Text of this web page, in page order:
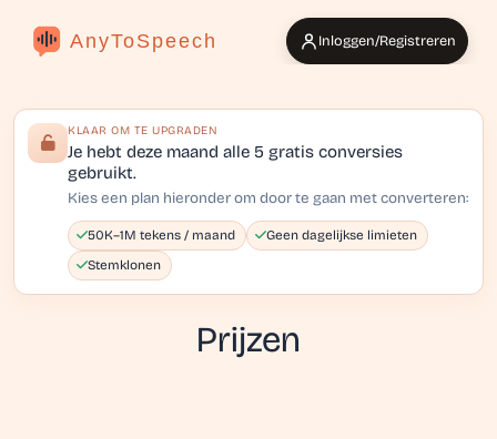
AnyToSpeech Inloggen/Registreren
KLAAR OM TE UPGRADEN
Je hebt deze maand alle 5 gratis conversies
gebruikt.
Kies een plan hieronder om door te gaan met converteren:
50K–1M tekens / maand
Geen dagelijkse limieten
Stemklonen
Prijzen